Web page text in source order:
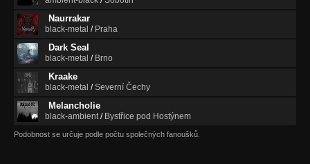
Naurrakar
black-metal / Praha
Dark Seal
black-metal / Brno
Kraake
black-metal /Severní Čechy
Melancholie
black-ambient / Bystřice pod Hostýnem
Podobnost se určuje podle počtu společných fanoušků.